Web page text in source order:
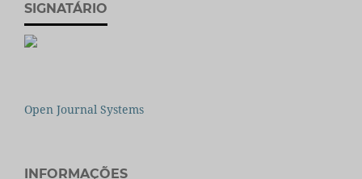
SIGNATÁRIO
Open Journal Systems
INFORMAÇÕES